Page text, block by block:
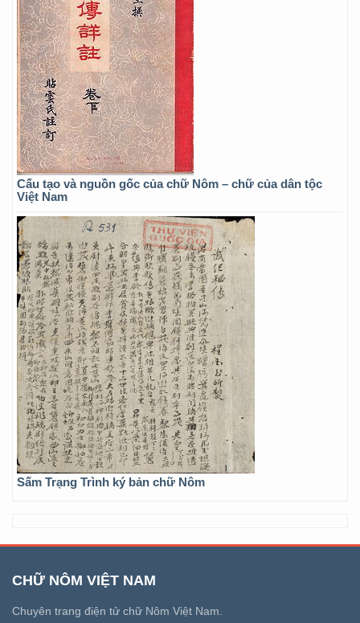
Cấu tạo và nguồn gốc của chữ Nôm – chữ của dân tộc
Việt Nam
Sấm Trạng Trình ký bản chữ Nôm
CHỮ NÔM VIỆT NAM
Chuyên trang điện tử chữ Nôm Việt Nam.